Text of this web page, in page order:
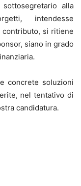
alla
intendesse
si ritiene
siano in grado
concrete soluzioni
nel tentativo di
candidatura.